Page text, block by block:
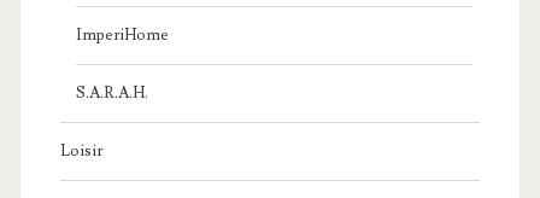
ImperiHome
S.A.R.A.H.
Loisir